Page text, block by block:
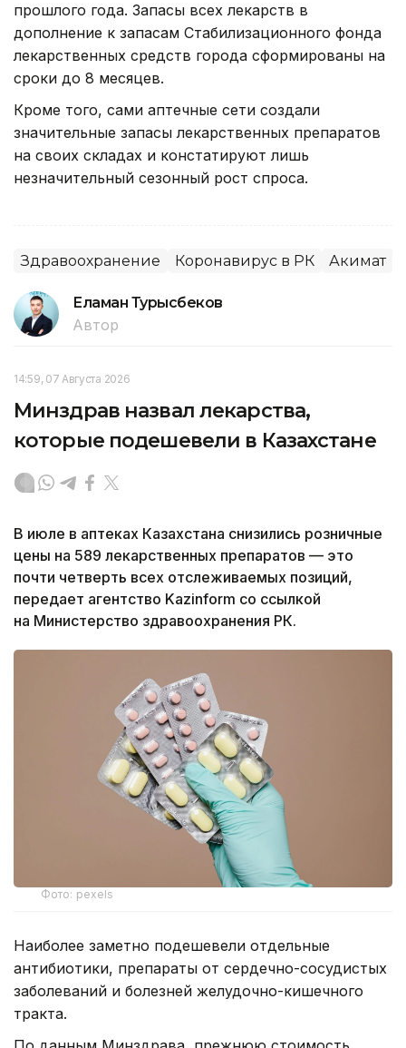
прошлого года. Запасы всех лекарств в
дополнение к запасам Стабилизационного фонда
лекарственных средств города сформированы на
сроки до 8 месяцев.
Кроме того, сами аптечные сети создали
значительные запасы лекарственных препаратов
на своих складах и констатируют лишь
незначительный сезонный рост спроса.
Здравоохранение Коронавирус в РК Акимат
Еламан Турысбеков
Автор
14:59, 07 Августа 2026
Минздрав назвал лекарства,
которые подешевели в Казахстане
В июле в аптеках Казахстана снизились розничные
цены на 589 лекарственных препаратов — это
почти четверть всех отслеживаемых позиций,
передает агентство Kazinform со ссылкой
на Министерство здравоохранения РК.
Фото: pexels
Наиболее заметно подешевели отдельные
антибиотики, препараты от сердечно-сосудистых
заболеваний и болезней желудочно-кишечного
тракта.